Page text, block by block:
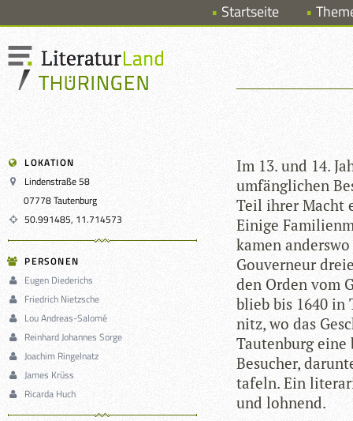
Startseite
LOKATION
Lindenstraße 58
07778 Tautenburg
50.991485, 11.714573
PERSONEN
Eugen Diederichs
Friedrich Nietzsche
Lou Andreas-Salomé
Reinhard Johannes Sorge
Joachim Ringelnatz
James Krüss
Ricarda Huch
Im 13. und 14.
umfäng­li­chen
Teil ihrer Macht
Einige
kamen
Gou­ver­neur
den Orden vom
blieb bis 1640
nitz, wo das
Tau­ten­burg eine
Besu­cher,
ta­feln. Ein
und lohnend.